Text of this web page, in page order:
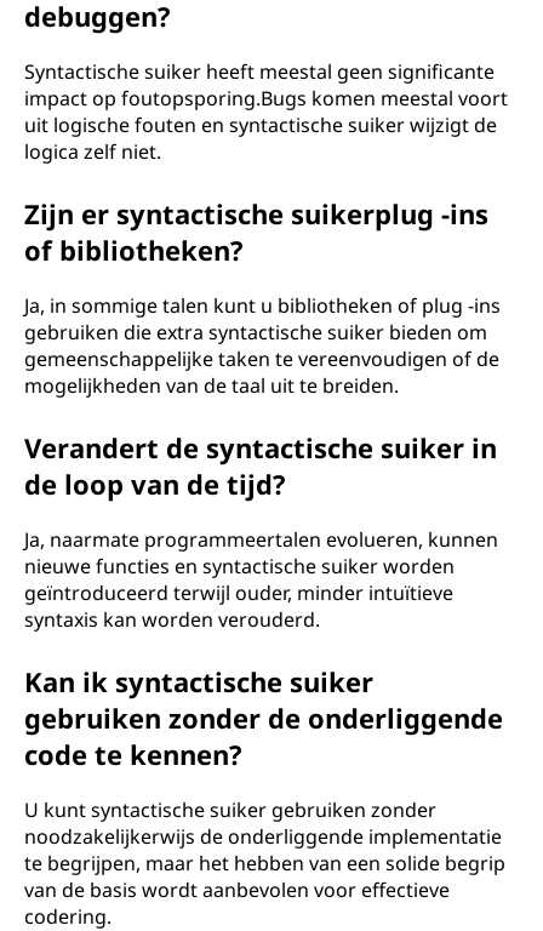
debuggen?
Syntactische suiker heeft meestal geen significante
impact op foutopsporing.Bugs komen meestal voort
uit logische fouten en syntactische suiker wijzigt de
logica zelf niet.
Zijn er syntactische suikerplug -ins
of bibliotheken?
Ja, in sommige talen kunt u bibliotheken of plug -ins
gebruiken die extra syntactische suiker bieden om
gemeenschappelijke taken te vereenvoudigen of de
mogelijkheden van de taal uit te breiden.
Verandert de syntactische suiker in
de loop van de tijd?
Ja, naarmate programmeertalen evolueren, kunnen
nieuwe functies en syntactische suiker worden
geïntroduceerd terwijl ouder, minder intuïtieve
syntaxis kan worden verouderd.
Kan ik syntactische suiker
gebruiken zonder de onderliggende
code te kennen?
U kunt syntactische suiker gebruiken zonder
noodzakelijkerwijs de onderliggende implementatie
te begrijpen, maar het hebben van een solide begrip
van de basis wordt aanbevolen voor effectieve
codering.